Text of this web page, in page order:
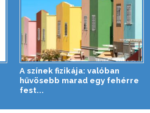
A színek fizikája: valóban
hűvösebb marad egy fehérre
fest...